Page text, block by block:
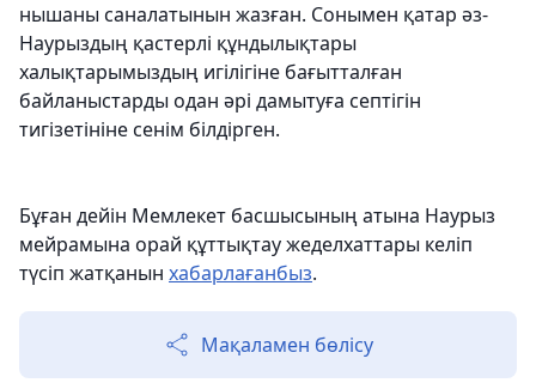
нышаны саналатынын жазған. Сонымен қатар әз-
Наурыздың қастерлі құндылықтары
халықтарымыздың игілігіне бағытталған
байланыстарды одан әрі дамытуға септігін
тигізетініне сенім білдірген.
Бұған дейін Мемлекет басшысының атына Наурыз
мейрамына орай құттықтау жеделхаттары келіп
түсіп жатқанын хабарлағанбыз.
Мақаламен бөлісу